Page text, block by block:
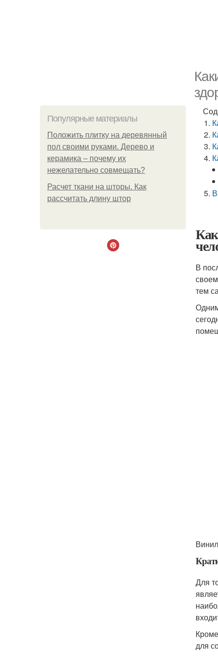
Популярные материалы
Положить плитку на деревянный
пол своими руками. Дерево и
керамика – почему их
нежелательно совмещать?
Расчет ткани на шторы. Как
рассчитать длину штор
В
тем
Для
для